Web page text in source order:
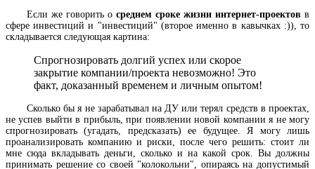
Если же говорить о среднем сроке жизни интернет-проектов в
сфере инвестиций и "инвестиций" (второе именно в кавычках :)), то
складывается следующая картина:
Спрогнозировать долгий успех или скорое
закрытие компании/проекта невозможно! Это
факт, доказанный временем и личным опытом!
Сколько бы я не зарабатывал на ДУ или терял средств в проектах,
не успев выйти в прибыль, при появлении новой компании я не могу
спрогнозировать (угадать, предсказать) ее будущее. Я могу лишь
проанализировать компанию и риски, после чего решить: стоит ли
мне сюда вкладывать деньги, сколько и на какой срок. Вы должны
принимать решение со своей "колокольни", опираясь на допустимый